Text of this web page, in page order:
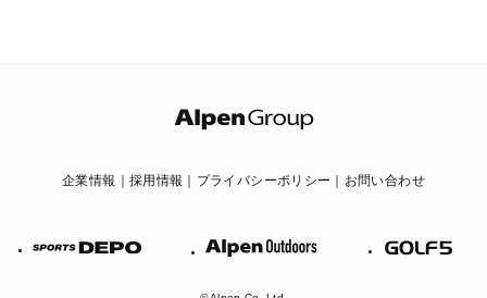
企業情報 採用情報 プライバシーポリシー お問い合わせ
SPORTS